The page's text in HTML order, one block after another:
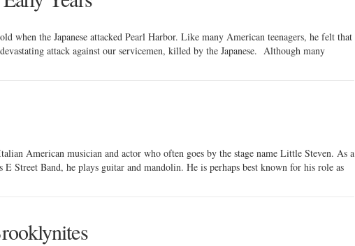
when the Japanese attacked Pearl Harbor. Like many American teenagers, he felt that
attack against our servicemen, killed by the Japanese. Although many
American musician and actor who often goes by the stage name Little Steven. As a
E Street Band, he plays guitar and mandolin. He is perhaps best known for his role as